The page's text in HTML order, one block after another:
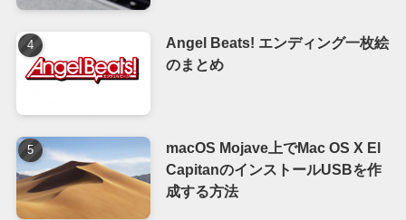
Angel Beats! エンディング一枚絵
のまとめ
macOS Mojave上でMac OS X El
CapitanのインストールUSBを作
成する方法